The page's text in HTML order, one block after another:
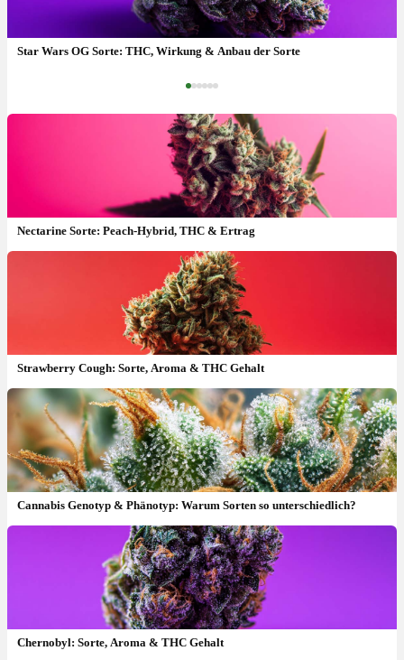
Star Wars OG Sorte: THC, Wirkung & Anbau der Sorte
Bisabolol Cannabis Terpen: Aroma, Geschmack, Effekt &
Wirkung
Nectarine Sorte: Peach-Hybrid, THC & Ertrag
Strawberry Cough: Sorte, Aroma & THC Gehalt
Cannabis Genotyp & Phänotyp: Warum Sorten so unterschiedlich?
Chernobyl: Sorte, Aroma & THC Gehalt